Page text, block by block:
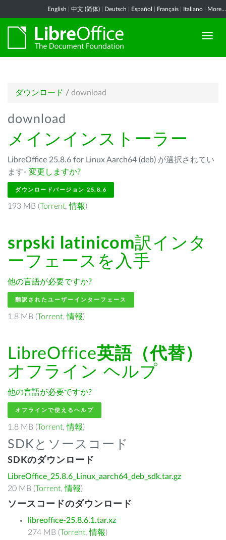
English 中文 (简体) Deutsch Español Français Italiano More...
ダウンロード / download
download
メインインストーラー
LibreOffice 25.8.6 for Linux Aarch64 (deb) が選択されてい
ます- 変更しますか?
ダウンロードバージョン 25.8.6
193 MB (Torrent,情報)
srpski latinicom訳インタ
ーフェースを入手
他の言語が必要ですか?
翻訳されたユーザーインターフェース
1.8 MB (Torrent,情報)
LibreOffice英語（代替）
オフライン ヘルプ
他の言語が必要ですか?
オフラインで使えるヘルプ
1.8 MB (Torrent,情報)
SDKとソースコード
SDKのダウンロード
LibreOffice_25.8.6_Linux_aarch64_deb_sdk.tar.gz
20 MB (Torrent,情報)
ソースコードのダウンロード
libreoffice-25.8.6.1.tar.xz
274 MB (Torrent,情報)